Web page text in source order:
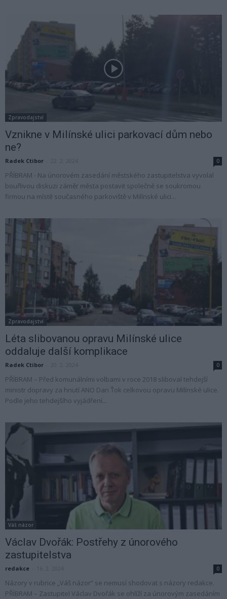
Zpravodajství
Vznikne v Milínské ulici parkovací dům nebo
ne?
Radek Ctibor 0
PŘÍBRAM - Na únorovém zasedání městského zastupitelstva vyvolal
bouřlivou diskuzi záměr města postavit společně se soukromou
firmou na místě současného parkoviště v Milínské ulici...
Zpravodajství
Léta slibovanou opravu Milínské ulice
oddaluje další komplikace
Radek Ctibor 0
PŘÍBRAM – Před komunálními volbami v roce 2018 sliboval tehdejší
ministr dopravy za hnutí ANO Dan Ťok celkovou opravu Milínské ulice.
Podle jeho tehdejšího vyjádření...
Váš názor
Václav Dvořák: Postřehy z únorového
zastupitelstva
redakce 0
Názory v rubrice „Váš názor“ se nemusí shodovat s názory redakce.
PŘÍBRAM – Zastupitel Václav Dvořák se ohlíží za únorovým zasedáním